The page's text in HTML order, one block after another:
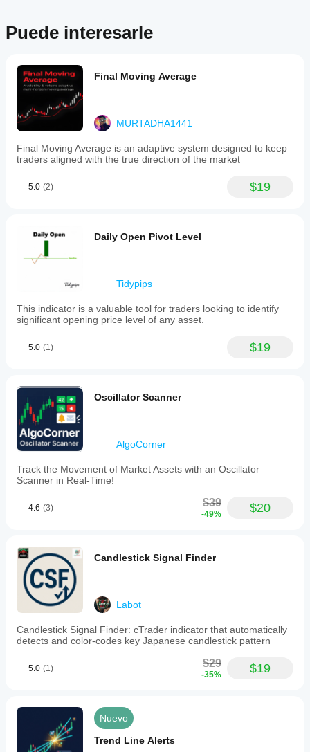
Puede interesarle
Final Moving Average
MURTADHA1441
Final Moving Average is an adaptive system designed to keep
traders aligned with the true direction of the market
5.0 (2) $19
Daily Open Pivot Level
Tidypips
This indicator is a valuable tool for traders looking to identify
significant opening price level of any asset.
5.0 (1) $19
Oscillator Scanner
AlgoCorner
Track the Movement of Market Assets with an Oscillator
Scanner in Real-Time!
4.6 (3) $39
-49% $20
Candlestick Signal Finder
Labot
Candlestick Signal Finder: cTrader indicator that automatically
detects and color-codes key Japanese candlestick pattern
5.0 (1) $29
-35% $19
Nuevo
Trend Line Alerts